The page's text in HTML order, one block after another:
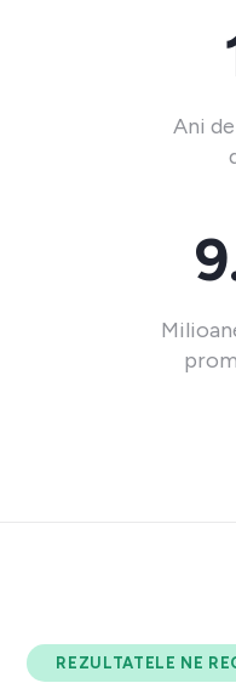
Ani
REZULTATELE NE